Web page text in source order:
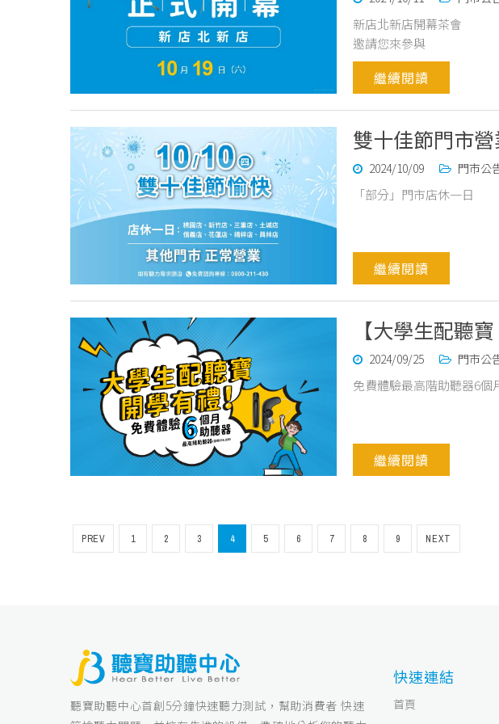
新店北新店開幕茶會
邀請您來參與
繼續閱讀
雙十佳節門市
2024/10/09 門市公
「部分」門市店休一日
繼續閱讀
【大學生配聽
2024/09/25 門市公
免費體驗最高階助聽器6個
繼續閱讀
PREV 1 2 3 4 5 6 7 8 9 NEXT
聽寶助聽中心首創5分鐘快速聽力測試，幫助消費者 快速
快速連結
首頁